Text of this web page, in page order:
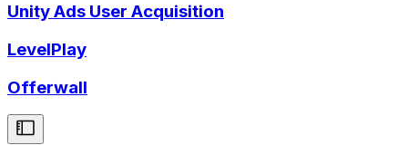
Unity Ads User Acquisition
LevelPlay
Offerwall